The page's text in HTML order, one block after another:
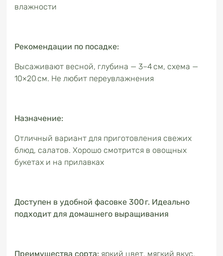
влажности
Рекомендации по посадке:
Высаживают весной, глубина — 3–4 см, схема —
10×20 см. Не любит переувлажнения
Назначение:
Отличный вариант для приготовления свежих
блюд, салатов. Хорошо смотрится в овощных
букетах и на прилавках
Доступен в удобной фасовке 300 г. Идеально
подходит для домашнего выращивания
Преимущества сорта: яркий цвет, мягкий вкус,